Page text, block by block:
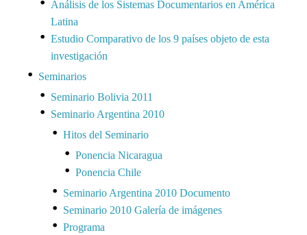
Análisis de los Sistemas Documentarios en América
Latina
Estudio Comparativo de los 9 países objeto de esta
investigación
Seminarios
Seminario Bolivia 2011
Seminario Argentina 2010
Hitos del Seminario
Ponencia Nicaragua
Ponencia Chile
Seminario Argentina 2010 Documento
Seminario 2010 Galería de imágenes
Programa